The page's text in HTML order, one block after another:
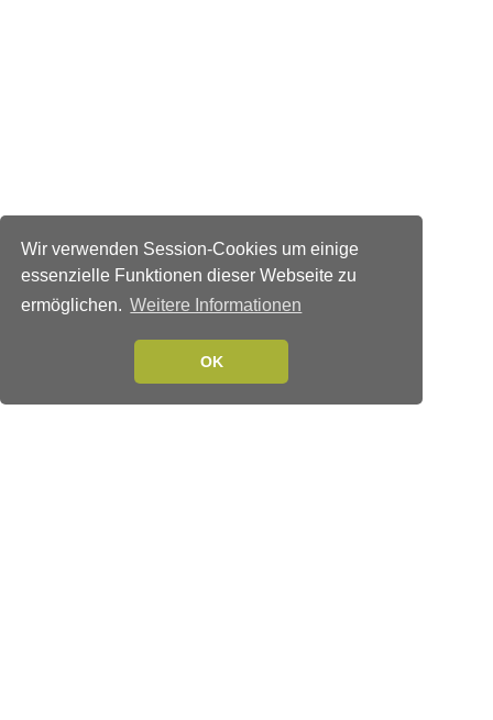
Wir verwenden Session-Cookies um einige
essenzielle Funktionen dieser Webseite zu
ermöglichen. Weitere Informationen
OK